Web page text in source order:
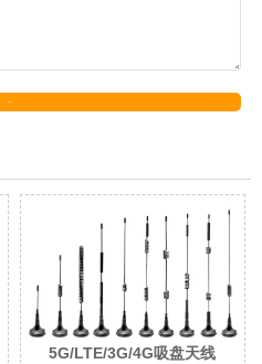
5G/LTE/3G/4G吸盘天线